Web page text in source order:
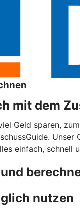
mit dem
Geld sparen,
einfach, schnell
nutzen